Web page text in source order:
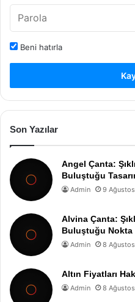
Beni hatırla
Son Yazılar
Angel Çanta:
Buluştuğu
Admin 9
Alvina Çanta:
Buluştuğu Nokta
Admin 8
Altın Fiyatları
Admin 8